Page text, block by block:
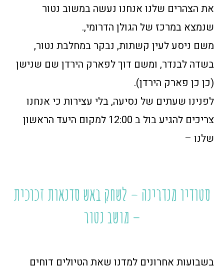
את הצהרים שלנו אנחנו נעשה במשוב נטור
שנמצא במרכז של הגולן הדרומי,.
משם ניסע לעין קשתות, נבקר במחלבת נטור,
בשדה לבנדר, ומשם דוך לפארק הירדן שם שנישן
(כן כן פארק הירדן).
לפנינו שעתים של נסיעה, בלי עצירות כי אנחנו
צריכים להגיע בול ב 12:00 למקום היעד הראשון
שלנו –
סטודיו מנדרינה – לשחק באש סדנאות זכוכית
– מושב נטור
בשבועות אחרונים למדנו שאת הטיולים דוחים